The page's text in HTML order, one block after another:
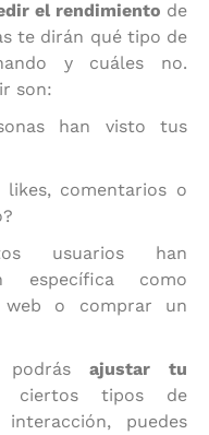
el rendimiento de
te dirán qué tipo de
y cuáles no.
son:
han visto tus
likes, comentarios o
usuarios han
específica como
o comprar un
podrásajustar tu
tipos de
puedes